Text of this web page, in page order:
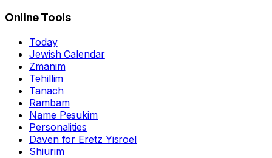
Online Tools
Today
Jewish Calendar
Zmanim
Tehillim
Tanach
Rambam
Name Pesukim
Personalities
Daven for Eretz Yisroel
Shiurim